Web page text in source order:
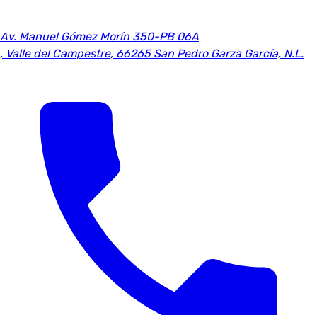
Av. Manuel Gómez Morín 350-PB 06A
, Valle del Campestre, 66265 San Pedro Garza García, N.L.